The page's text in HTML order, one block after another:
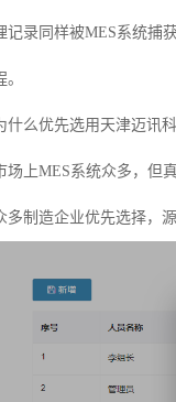
记录同样被MES系统捕
。
什么优先选用天津迈讯科
场上MES系统众多，但
多制造企业优先选择，